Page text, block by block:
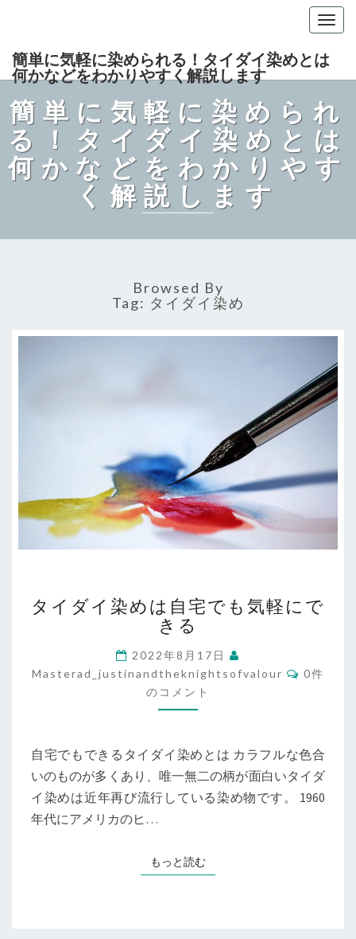
簡単に気軽に染められる！タイダイ染めとは
何かなどをわかりやすく解説します
簡単に気軽に染められ
る！タイダイ染めとは
何かなどをわかりやす
く解説します
Browsed By
Tag: タイダイ染め
イ
ダ
染
め
は
自
で
も
気
軽
る
タイダイ染めは自宅でも気軽にで
きる
2022年8月17日
Masterad_justinandtheknightsofvalour
コ
メ
0件
のコメント
自宅でもできるタイダイ染めとは カラフルな色合
いのものが多くあり、唯一無二の柄が面白いタイダ
イ染めは近年再び流行している染め物です。 1960
年代にアメリカのヒ…
もっと読むもっと読む